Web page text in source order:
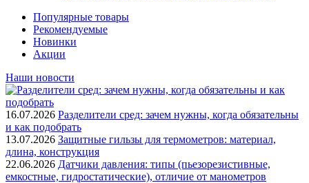
Популярные товары
Рекомендуемые
Новинки
Акции
Наши новости
16.07.2026 Разделители сред: зачем нужны, когда обязательны
и как подобрать
13.07.2026 Защитные гильзы для термометров: материал,
длина, конструкция
22.06.2026 Датчики давления: типы (пьезорезистивные,
емкостные, гидростатические), отличие от манометров